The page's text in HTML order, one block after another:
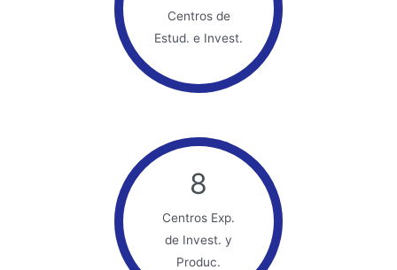
Centros de
Estud. e Invest.
8
Centros Exp.
de Invest. y
Produc.